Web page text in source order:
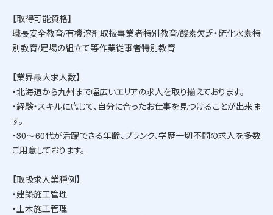
【取得可能資格】
職長安全教育/有機溶剤取扱事業者特別教育/酸素欠乏・硫化水素特
別教育/足場の組立て等作業従事者特別教育
【業界最大求人数】
・北海道から九州まで幅広いエリアの求人を取り揃えております。
・経験・スキルに応じて、自分に合ったお仕事を見つけることが出来ま
す。
・30～60代が活躍できる年齢、ブランク、学歴一切不問の求人を多数
ご用意しております。
【取扱求人業種例】
・建築施工管理
・土木施工管理